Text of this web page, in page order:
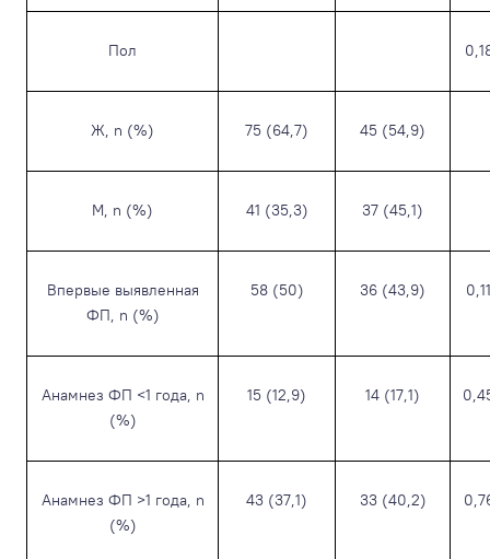
Пол
Ж, n (%) 75 (64,7) 45 (54,9)
М, n (%) 41 (35,3) 37 (45,1)
Впервые выявленная
ФП, n (%)
58 (50) 36 (43,9)
Анамнез ФП <1 года, n
(%)
15 (12,9) 14 (17,1)
Анамнез ФП >1 года, n
(%)
43 (37,1) 33 (40,2)